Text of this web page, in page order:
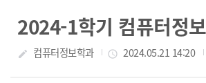
2024-1학기 컴퓨터정
작성자
create 컴퓨터정보학과 작성일
access_time 2024.05.21 14:20